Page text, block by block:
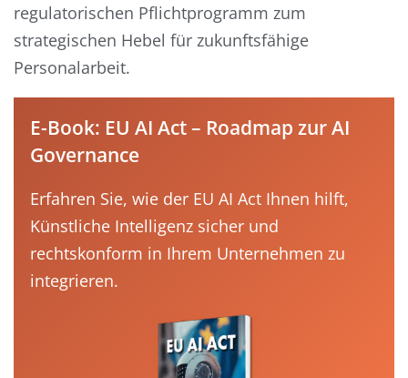
regulatorischen Pflichtprogramm zum
strategischen Hebel für zukunftsfähige
Personalarbeit.
E-Book: EU AI Act – Roadmap zur AI
Governance
Erfahren Sie, wie der EU AI Act Ihnen hilft,
Künstliche Intelligenz sicher und
rechtskonform in Ihrem Unternehmen zu
integrieren.